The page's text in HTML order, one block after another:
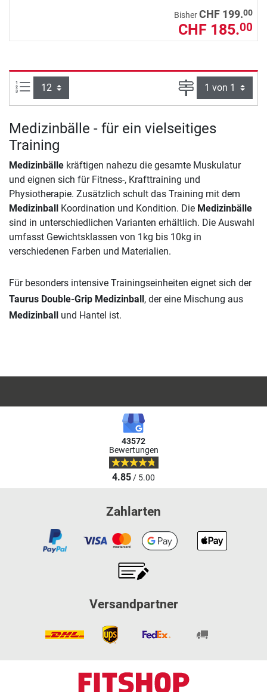
BisherCHF 199.00
CHF 185.00
Artikel pro Seite: Seite
Medizinbälle - für ein vielseitiges
Training
Medizinbälle kräftigen nahezu die gesamte Muskulatur
und eignen sich für Fitness-, Krafttraining und
Physiotherapie. Zusätzlich schult das Training mit dem
Medizinball Koordination und Kondition. Die Medizinbälle
sind in unterschiedlichen Varianten erhältlich. Die Auswahl
umfasst Gewichtsklassen von 1kg bis 10kg in
verschiedenen Farben und Materialien.
Für besonders intensive Trainingseinheiten eignet sich der
Taurus Double-Grip Medizinball, der eine Mischung aus
Medizinball und Hantel ist.
43572
Bewertungen
4.85/ 5.00
Zahlarten
Versandpartner